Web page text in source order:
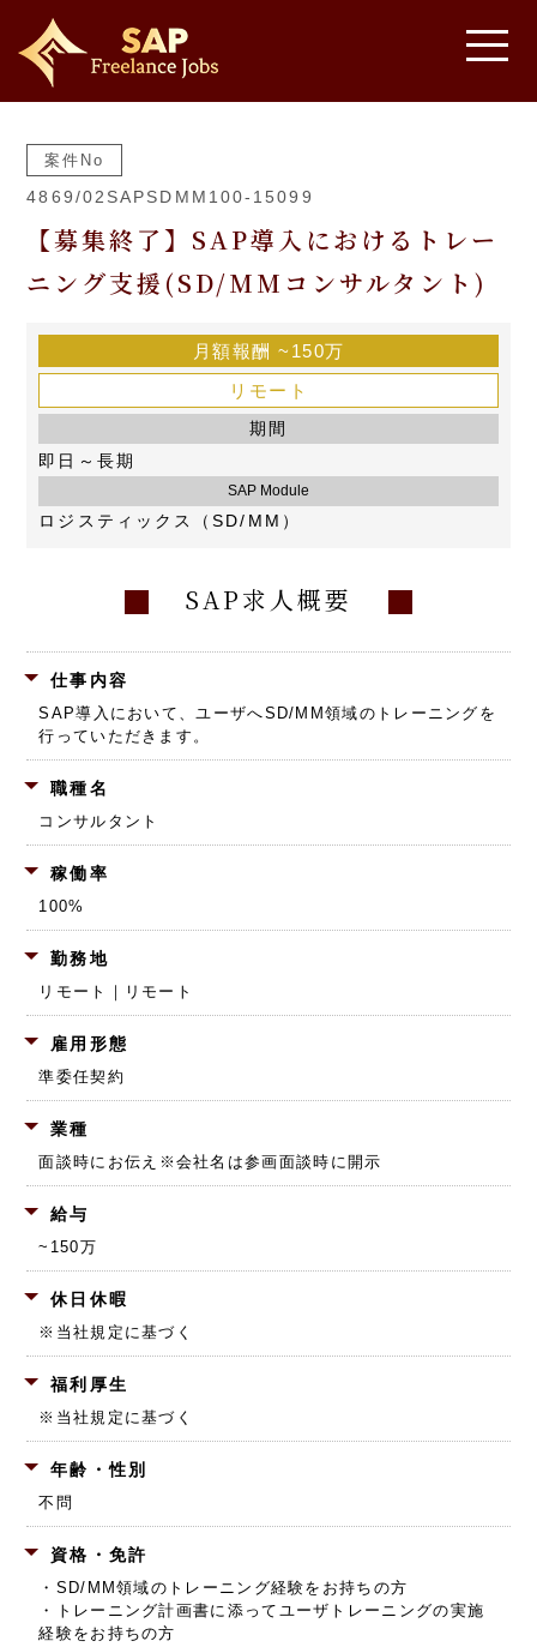
案件No
4869/02SAPSDMM100-15099
【募集終了】SAP導入におけるトレー
ニング支援(SD/MMコンサルタント)
月額報酬 ~150万
リモート
期間
即日～長期
SAP Module
ロジスティックス（SD/MM）
SAP求人概要
仕事内容
SAP導入において、ユーザへSD/MM領域のトレーニングを
行っていただきます。
職種名
コンサルタント
稼働率
100%
勤務地
リモート｜リモート
雇用形態
準委任契約
業種
面談時にお伝え ※会社名は参画面談時に開示
給与
~150万
休日休暇
※当社規定に基づく
福利厚生
※当社規定に基づく
年齢・性別
不問
資格・免許
・SD/MM領域のトレーニング経験をお持ちの方
・トレーニング計画書に添ってユーザトレーニングの実施
経験をお持ちの方